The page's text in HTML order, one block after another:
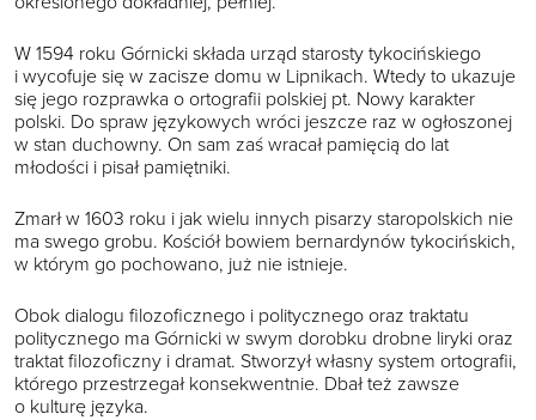
W 1594 roku Górnicki składa urząd starosty tykocińskiego
i wycofuje się w zacisze domu w Lipnikach. Wtedy to ukazuje
się jego rozprawka o ortografii polskiej pt. Nowy karakter
polski. Do spraw językowych wróci jeszcze raz w ogłoszonej
w stan duchowny. On sam zaś wracał pamięcią do lat
młodości i pisał pamiętniki.
Zmarł w 1603 roku i jak wielu innych pisarzy staropolskich nie
ma swego grobu. Kościół bowiem bernardynów tykocińskich,
w którym go pochowano, już nie istnieje.
Obok dialogu filozoficznego i politycznego oraz traktatu
politycznego ma Górnicki w swym dorobku drobne liryki oraz
traktat filozoficzny i dramat. Stworzył własny system ortografii,
którego przestrzegał konsekwentnie. Dbał też zawsze
o kulturę języka.